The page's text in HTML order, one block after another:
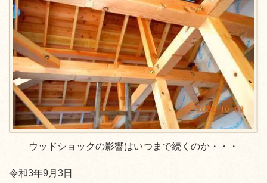
ウッドショックの影響はいつまで続くのか・・・
令和3年9月3日